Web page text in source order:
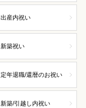
出産内祝い
新築祝い
定年退職/還暦のお祝い
新築/引越し内祝い